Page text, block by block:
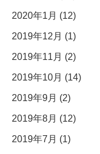
2020年1月 (12)
2019年12月 (1)
2019年11月 (2)
2019年10月 (14)
2019年9月 (2)
2019年8月 (12)
2019年7月 (1)